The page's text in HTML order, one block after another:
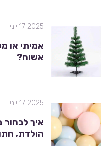
2025 17 יוני
אמיתי או
אשוח?
2025 17 יוני
איך לבחור
הולדת,